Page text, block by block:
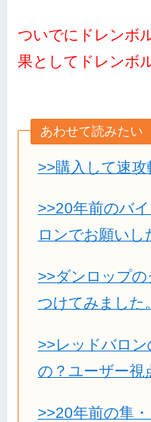
ついでにドレンボ
果としてドレンボ
あわせて読みたい
>>購入して速攻
>>20年前のバ
ロンでお願いし
>>ダンロップ
つけてみました。
>>レッドバロ
の？ユーザー視
>>20年前の隼